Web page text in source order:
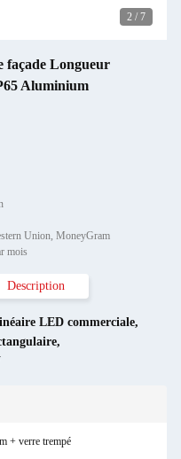
2 / 7
façade Longueur
Aluminium
Union, MoneyGram
mois
Description
LED commerciale,
,
+ verre trempé